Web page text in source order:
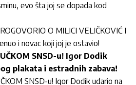
evo šta joj se dopada kod
O MILICI VELIČKOVIĆ I
i novac koji joj je ostavio!
SNSD-u! Igor Dodik
plakata i estradnih zabava!
SNSD-u! Igor Dodik udario na